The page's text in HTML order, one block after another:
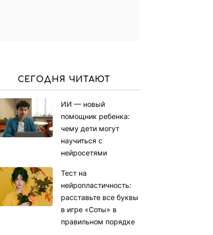
СЕГОДНЯ ЧИТАЮТ
ИИ — новый
помощник ребенка:
чему дети могут
научиться с
нейросетями
Тест на
нейропластичность:
расставьте все буквы
в игре «Соты» в
правильном порядке